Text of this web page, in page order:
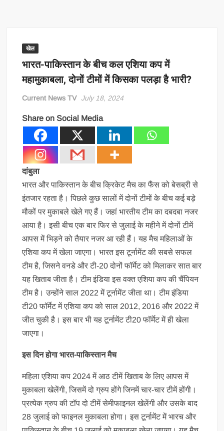
खेल
भारत-पाकिस्तान के बीच कल एश‍िया कप में
महामुकाबला, दोनों टीमों में किसका पलड़ा है भारी?
Current News TV July 18, 2024
Share on Social Media
दांबुला
भारत और पाकिस्तान के बीच क्रिकेट मैच का फैंस को बेसब्री से
इंतजार रहता है। पिछले कुछ सालों में दोनों टीमों के बीच कई बड़े
मौकों पर मुकाबले खेले गए हैं। जहां भारतीय टीम का दबदबा नजर
आया है। इसी बीच एक बार फिर से जुलाई के महीने में दोनों टीमें
आपस में भिड़ने को तैयार नजर आ रही हैं। यह मैच महिलाओं के
एशिया कप में खेला जाएगा। भारत इस टूर्नामेंट की सबसे सफल
टीम है, जिसने वनडे और टी-20 दोनों फॉर्मेट को मिलाकर सात बार
यह खिताब जीता है। टीम इंडिया इस वक्त एशिया कप की चैंपियन
टीम है। उन्होंने साल 2022 में टूर्नामेंट जीता था। टीम इंडिया
टी20 फॉर्मेट में एशिया कप को साल 2012, 2016 और 2022 में
जीत चुकी है। इस बार भी यह टूर्नामेंट टी20 फॉर्मेट में ही खेला
जाएगा।
इस दिन होगा भारत-पाकिस्तान मैच
महिला एशिया कप 2024 में आठ टीमें खिताब के लिए आपस में
मुकाबला खेलेंगी, जिसमें दो ग्रुप होंगे जिनमें चार-चार टीमें होंगी।
प्रत्येक ग्रुप की टॉप दो टीमें सेमीफाइनल खेलेंगी और उसके बाद
28 जुलाई को फाइनल मुकाबला होगा। इस टूर्नामेंट में भारच और